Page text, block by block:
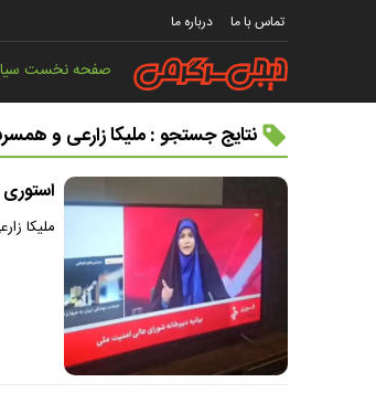
تماس با ما درباره ما
صفحه نخست
نتایج جستجو : ملیکا زارعی و
ملیکا